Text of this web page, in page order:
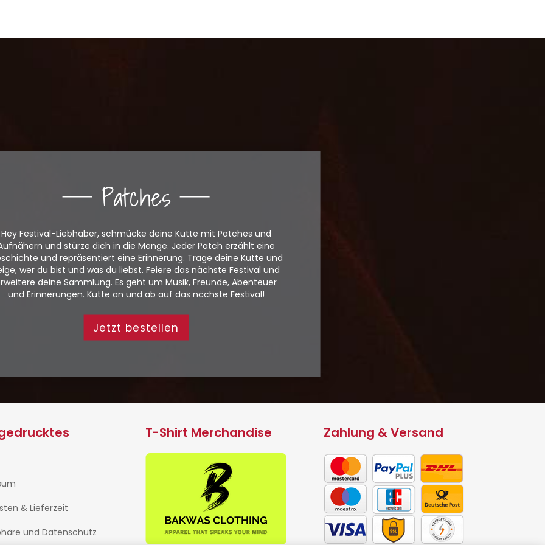
Patches
Hey Festival-Liebhaber, schmücke deine Kutte mit Patches und
und stürze dich in die Menge. Jeder Patch erzählt eine
und repräsentiert eine Erinnerung. Trage deine Kutte und
wer du bist und was du liebst. Feiere das nächste Festival und
deine Sammlung. Es geht um Musik, Freunde, Abenteuer
und Erinnerungen. Kutte an und ab auf das nächste Festival!
Jetzt bestellen
& Lieferzeit
und Datenschutz
T-Shirt Merchandise Zahlung & Versand